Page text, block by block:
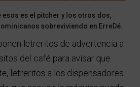
esos es el pitcher y los otros dos,
sobreviviendo en ErreDé.
letreritos de advertencia a
del café para avisar que
letreritos a los dispensadores